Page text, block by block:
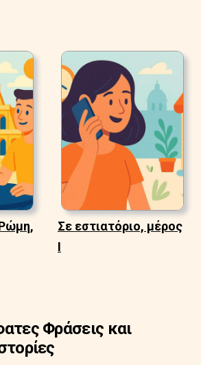
Σε εστιατόριο, μέρος
Ι
Φράσεις και